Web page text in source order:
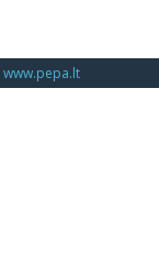
www.pepa.lt